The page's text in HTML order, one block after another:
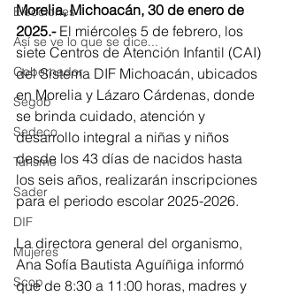
Elecciones
Así se ve lo que se dice...
Gobernador
Segob
Sedeco
Turismo
Sader
DIF
Mujeres
Scop
Morelia, Michoacán, 30 de enero de
2025.- El miércoles 5 de febrero, los
siete Centros de Atención Infantil (CAI)
del Sistema DIF Michoacán, ubicados
en Morelia y Lázaro Cárdenas, donde
se brinda cuidado, atención y
desarrollo integral a niñas y niños
desde los 43 días de nacidos hasta
los seis años, realizarán inscripciones
para el periodo escolar 2025-2026.
La directora general del organismo,
Ana Sofía Bautista Aguíñiga informó
que de 8:30 a 11:00 horas, madres y